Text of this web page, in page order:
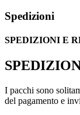
Spedizioni
SPEDIZIONI E
I pacchi sono
del pagamento e